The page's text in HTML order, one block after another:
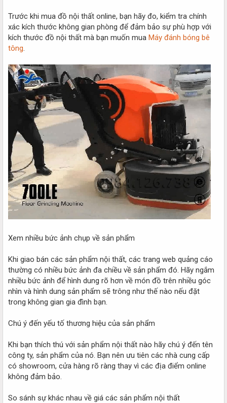
Trước khi mua đồ nội thất online, bạn hãy đo, kiểm tra chính
xác kích thước không gian phòng để đảm bảo sự phù hợp với
kích thước đồ nội thất mà bạn muốn mua Máy đánh bóng bê
tông
Xem nhiều bức ảnh chụp về sản phẩm
Khi giao bán các sản phẩm nội thất, các trang web quảng cáo
thường có nhiều bức ảnh đa chiều về sản phẩm đó. Hãy ngắm
nhiều bức ảnh để hình dung rõ hơn về món đồ trên nhiều góc
nhìn và hình dung sản phẩm sẽ trông như thế nào nếu đặt
trong không gian gia đình bạn.
Chú ý đến yếu tố thương hiệu của sản phẩm
Khi bạn thích thú với sản phẩm nội thất nào hãy chú ý đến tên
công ty, sản phẩm của nó. Bạn nên ưu tiên các nhà cung cấp
có showroom, cửa hàng rõ ràng thay vì các địa điểm online
không đảm bảo.
So sánh sự khác nhau về giá các sản phẩm nội thất